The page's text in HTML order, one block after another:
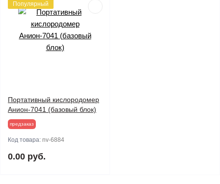
Популярный
Портативный кислородомер
Анион-7041 (базовый блок)
предзаказ
Код товара: nv-6884
0.00 руб.